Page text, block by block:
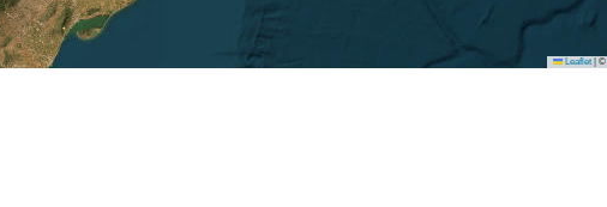
Leaflet ©